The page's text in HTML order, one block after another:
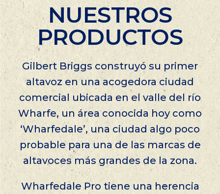
NUESTROS
PRODUCTOS
Gilbert Briggs construyó su primer
altavoz en una acogedora ciudad
comercial ubicada en el valle del río
Wharfe, un área conocida hoy como
‘Wharfedale’, una ciudad algo poco
probable para una de las marcas de
altavoces más grandes de la zona.
Wharfedale Pro tiene una herencia